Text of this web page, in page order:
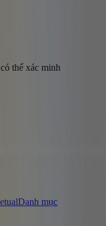
thể xác minh
Danh mục